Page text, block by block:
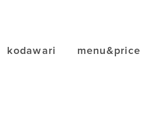
kodawari menu&price